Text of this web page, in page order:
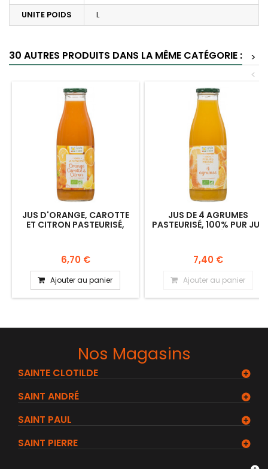
UNITE POIDS
L
30 AUTRES PRODUITS DANS LA MÊME CATÉGORIE :
>
<
JUS D'ORANGE, CAROTTE
ET CITRON PASTEURISÉ,
6,70 €
Ajouter au panier
JUS DE 4 AGRUMES
PASTEURISÉ, 100% PUR JUS
7,40 €
Ajouter au panier
Nos Magasins
SAINTE CLOTILDE
SAINT ANDRÉ
SAINT PAUL
SAINT PIERRE